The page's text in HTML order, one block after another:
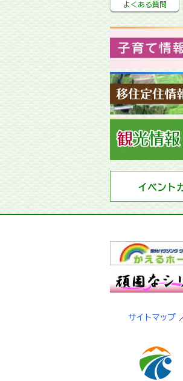
よくある質問
イベント
サイトマップ